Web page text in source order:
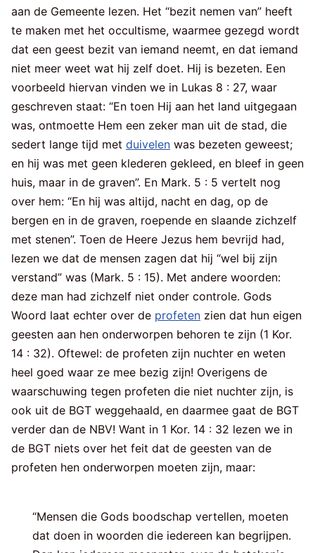
aan de Gemeente lezen. Het “bezit nemen van” heeft
te maken met het occultisme, waarmee gezegd wordt
dat een geest bezit van iemand neemt, en dat iemand
niet meer weet wat hij zelf doet. Hij is bezeten. Een
voorbeeld hiervan vinden we in Lukas 8 : 27, waar
geschreven staat: “En toen Hij aan het land uitgegaan
was, ontmoette Hem een zeker man uit de stad, die
sedert lange tijd met duivelen was bezeten geweest;
en hij was met geen klederen gekleed, en bleef in geen
huis, maar in de graven”. En Mark. 5 : 5 vertelt nog
over hem: “En hij was altijd, nacht en dag, op de
bergen en in de graven, roepende en slaande zichzelf
met stenen”. Toen de Heere Jezus hem bevrijd had,
lezen we dat de mensen zagen dat hij “wel bij zijn
verstand” was (Mark. 5 : 15). Met andere woorden:
deze man had zichzelf niet onder controle. Gods
Woord laat echter over de profeten zien dat hun eigen
geesten aan hen onderworpen behoren te zijn (1 Kor.
14 : 32). Oftewel: de profeten zijn nuchter en weten
heel goed waar ze mee bezig zijn! Overigens de
waarschuwing tegen profeten die niet nuchter zijn, is
ook uit de BGT weggehaald, en daarmee gaat de BGT
verder dan de NBV! Want in 1 Kor. 14 : 32 lezen we in
de BGT niets over het feit dat de geesten van de
profeten hen onderworpen moeten zijn, maar:
“Mensen die Gods boodschap vertellen, moeten
dat doen in woorden die iedereen kan begrijpen.